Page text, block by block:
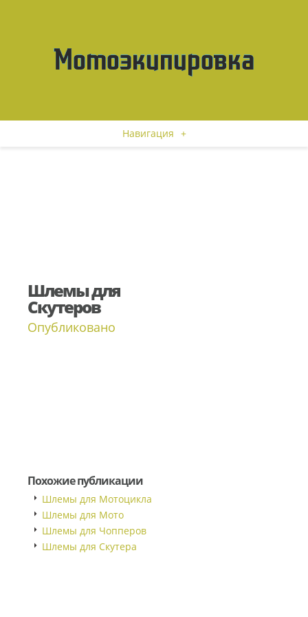
Навигация +
Шлемы для
Скутеров
Опубликовано
Похожие публикации
Шлемы для Мотоцикла
Шлемы для Мото
Шлемы для Чопперов
Шлемы для Скутера